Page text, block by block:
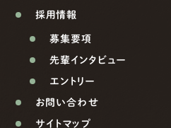
採用情報
募集要項
先輩インタビュー
エントリー
お問い合わせ
サイトマップ